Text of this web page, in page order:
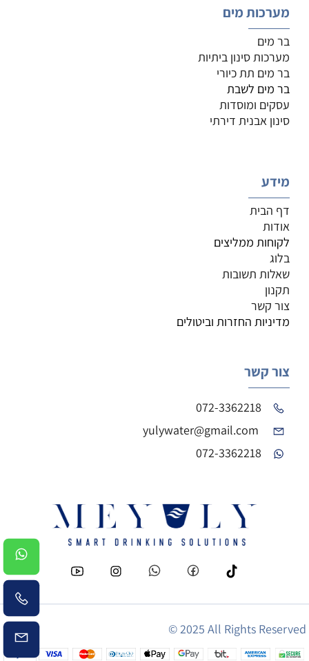
מערכות מים
בר מים
מערכות סינון ביתיות
בר מים תת כיורי
בר מים לשבת
עסקים ומוסדות
סינון אבנית דירתי
מידע
דף הבית
אודות
לקוחות ממליצים
בלוג
שאלות תשובות
תקנון
צור קשר
מדיניות החזרות וביטולים
צור קשר
072-3362218
072-3362218
© 2025 All Rights Reserved